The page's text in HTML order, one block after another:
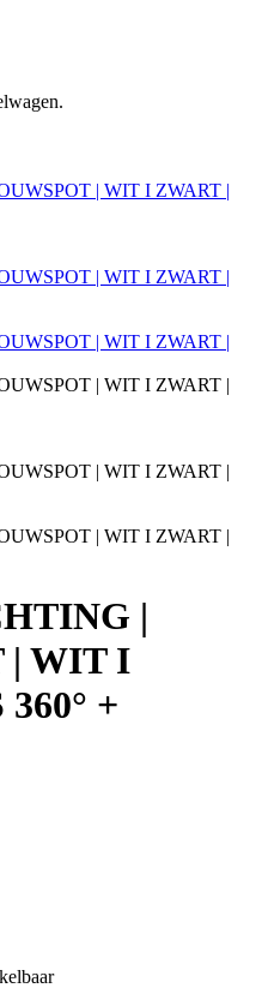
|
| WIT I
+